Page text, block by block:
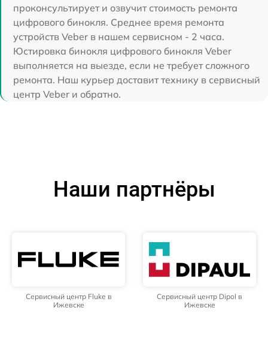
проконсультирует и озвучит стоимость ремонта
цифрового бинокля. Среднее время ремонта
устройств Veber в нашем сервисном - 2 часа.
Юстировка бинокля цифрового бинокля Veber
выполняется на выезде, если не требует сложного
ремонта. Наш курьер доставит технику в сервисный
центр Veber и обратно.
Наши партнёры
Сервисный центр Fluke в
Ижевске
Сервисный центр Dipol в
Ижевске